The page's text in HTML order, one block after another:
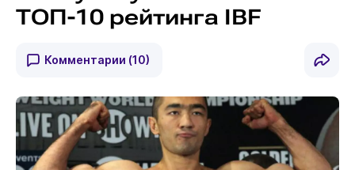
ТОП-10 рейтинга IBF
Комментарии (10)